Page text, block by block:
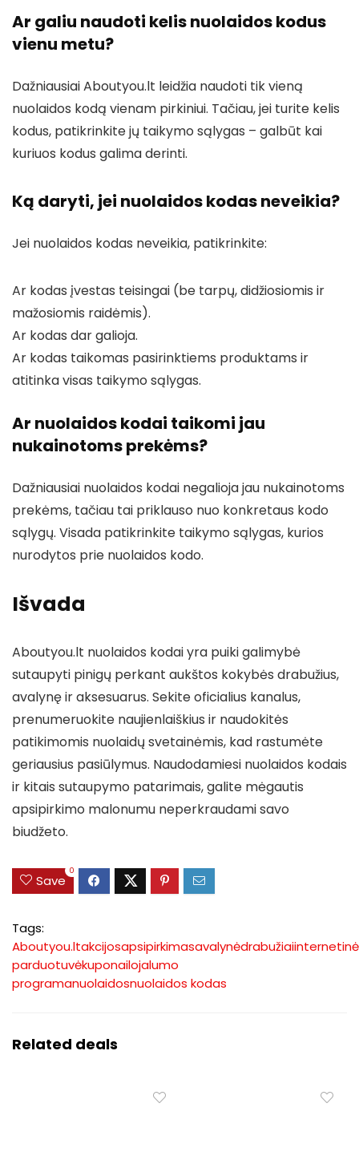
Ar galiu naudoti kelis nuolaidos kodus
vienu metu?
Dažniausiai Aboutyou.lt leidžia naudoti tik vieną
nuolaidos kodą vienam pirkiniui. Tačiau, jei turite kelis
kodus, patikrinkite jų taikymo sąlygas – galbūt kai
kuriuos kodus galima derinti.
Ką daryti, jei nuolaidos kodas neveikia?
Jei nuolaidos kodas neveikia, patikrinkite:
Ar kodas įvestas teisingai (be tarpų, didžiosiomis ir
mažosiomis raidėmis).
Ar kodas dar galioja.
Ar kodas taikomas pasirinktiems produktams ir
atitinka visas taikymo sąlygas.
Ar nuolaidos kodai taikomi jau
nukainotoms prekėms?
Dažniausiai nuolaidos kodai negalioja jau nukainotoms
prekėms, tačiau tai priklauso nuo konkretaus kodo
sąlygų. Visada patikrinkite taikymo sąlygas, kurios
nurodytos prie nuolaidos kodo.
Išvada
Aboutyou.lt nuolaidos kodai yra puiki galimybė
sutaupyti pinigų perkant aukštos kokybės drabužius,
avalynę ir aksesuarus. Sekite oficialius kanalus,
prenumeruokite naujienlaiškius ir naudokitės
patikimomis nuolaidų svetainėmis, kad rastumėte
geriausius pasiūlymus. Naudodamiesi nuolaidos kodais
ir kitais sutaupymo patarimais, galite mėgautis
apsipirkimo malonumu neperkraudami savo
biudžeto.
Save
0
Tags:
Aboutyou.ltakcijosapsipirkimasavalynėdrabužiaiinternetinė
parduotuvėkuponailojalumo
programanuolaidosnuolaidos kodas
Related deals